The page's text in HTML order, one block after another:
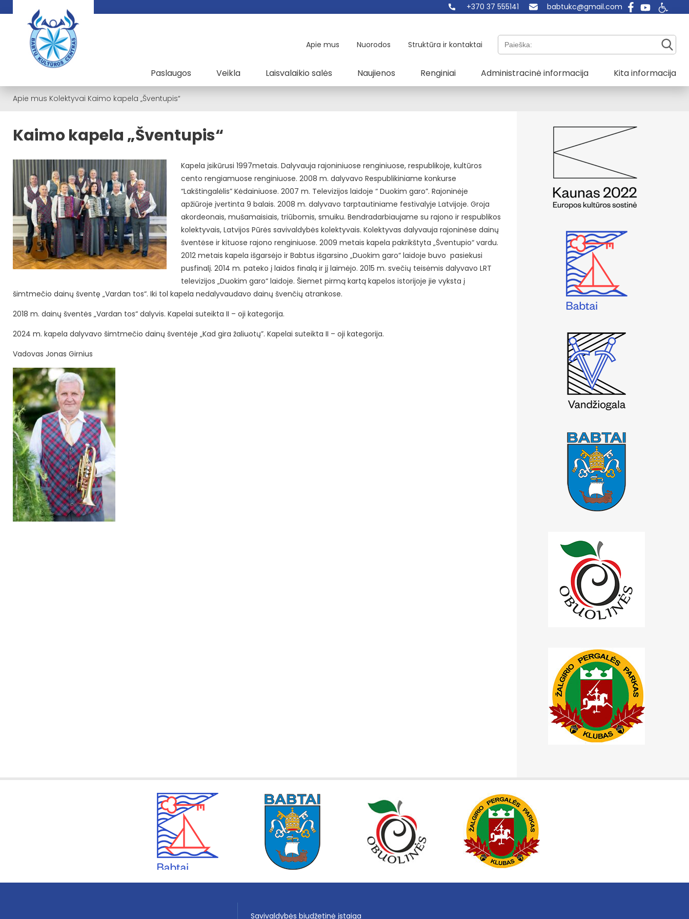
+370 37 555141 babtukc@gmail.com
Apie mus Nuorodos Struktūra ir kontaktai Paieška:
Paslaugos Veikla Laisvalaikio salės Naujienos Renginiai Administracinė informacija Kita informacija
Apie mus Kolektyvai Kaimo kapela „Šventupis“
Kaimo kapela „Šventupis“
Kapela įsikūrusi 1997metais. Dalyvauja rajoniniuose renginiuose, respublikoje, kultūros
cento rengiamuose renginiuose. 2008 m. dalyvavo Respublikiniame konkurse
“Lakštingalėlis” Kėdainiuose. 2007 m. Televizijos laidoje “ Duokim garo”. Rajoninėje
apžiūroje įvertinta 9 balais. 2008 m. dalyvavo tarptautiniame festivalyje Latvijoje. Groja
akordeonais, mušamaisiais, triūbomis, smuiku. Bendradarbiaujame su rajono ir respublikos
kolektyvais, Latvijos Pūrės savivaldybės kolektyvais. Kolektyvas dalyvauja rajoninėse dainų
šventėse ir kituose rajono renginiuose. 2009 metais kapela pakrikštyta „Šventupio“ vardu.
2012 metais kapela išgarsėjo ir Babtus išgarsino „Duokim garo“ laidoje buvo pasiekusi
pusfinalį. 2014 m. pateko į laidos finalą ir jį laimėjo. 2015 m. svečių teisėmis dalyvavo LRT
televizijos „Duokim garo“ laidoje. Šiemet pirmą kartą kapelos istorijoje jie vyksta į
šimtmečio dainų šventę „Vardan tos“. Iki tol kapela nedalyvaudavo dainų švenčių atrankose.
2018 m. dainų šventės „Vardan tos“ dalyvis. Kapelai suteikta II – oji kategorija.
2024 m. kapela dalyvavo šimtmečio dainų šventėje „Kad gira žaliuotų”. Kapelai suteikta II – oji kategorija.
Vadovas Jonas Girnius
Savivaldybės biudžetinė įstaiga